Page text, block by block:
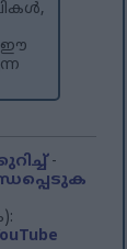
ഈ
-